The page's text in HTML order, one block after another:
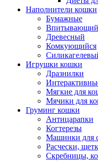
Наполнители кошки
Бумажные
Впитывающий
Древесный
Комкующийся
Игрушки кошки
Дразнилки
Мягкие для
Мячики для
Груминг кошки
Антицарапки
Когтерезы
Машинки для
Расчески,
Скребницы,